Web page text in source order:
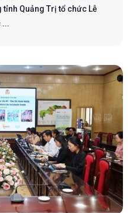
Quảng Trị tổ chức Lễ
...